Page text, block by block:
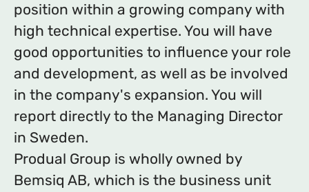
position within a growing company with
high technical expertise. You will have
good opportunities to influence your role
and development, as well as be involved
in the company's expansion. You will
report directly to the Managing Director
in Sweden.
Produal Group is wholly owned by
Bemsiq AB, which is the business unit